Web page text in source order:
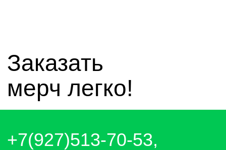
до выставления счёта и перевода на
карту.